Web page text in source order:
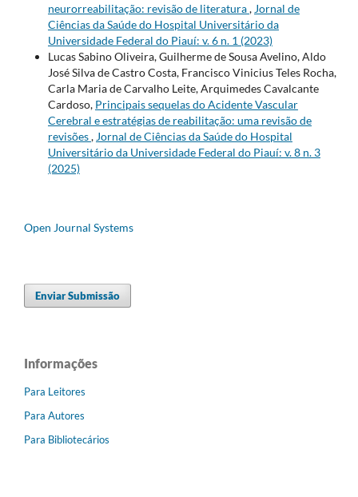
neurorreabilitação: revisão de literatura, Jornal de
Ciências da Saúde do Hospital Universitário da
Universidade Federal do Piauí: v. 6 n. 1 (2023)
Lucas Sabino Oliveira, Guilherme de Sousa Avelino, Aldo
José Silva de Castro Costa, Francisco Vinicius Teles Rocha,
Carla Maria de Carvalho Leite, Arquimedes Cavalcante
Cardoso, Principais sequelas do Acidente Vascular
Cerebral e estratégias de reabilitação: uma revisão de
revisões, Jornal de Ciências da Saúde do Hospital
Universitário da Universidade Federal do Piauí: v. 8 n. 3
(2025)
Open Journal Systems
Enviar Submissão
Informações
Para Leitores
Para Autores
Para Bibliotecários